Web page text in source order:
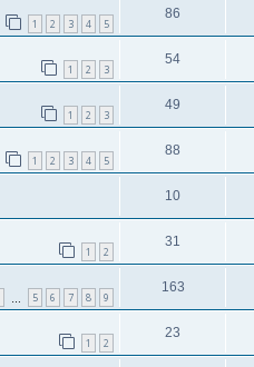
1 2 3 4 5
86
1 2 3
54
1 2 3
49
1 2 3 4 5
88
10
1 2
31
5 6 7 8 9
163
1 2
23